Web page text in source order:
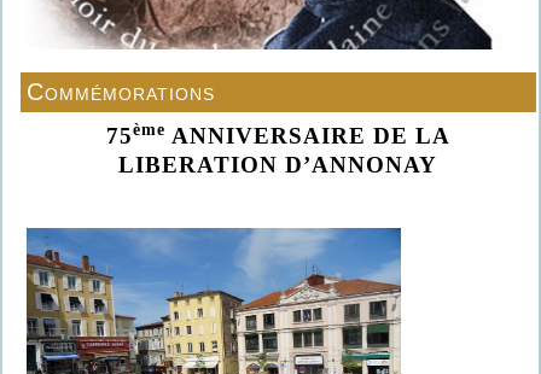
Commémorations
75ème ANNIVERSAIRE DE LA
LIBERATION D’ANNONAY